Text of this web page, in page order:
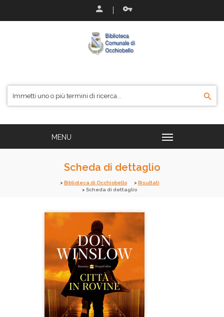
Scheda di dettaglio
Biblioteca di Occhiobello
Risultati
Scheda di dettaglio